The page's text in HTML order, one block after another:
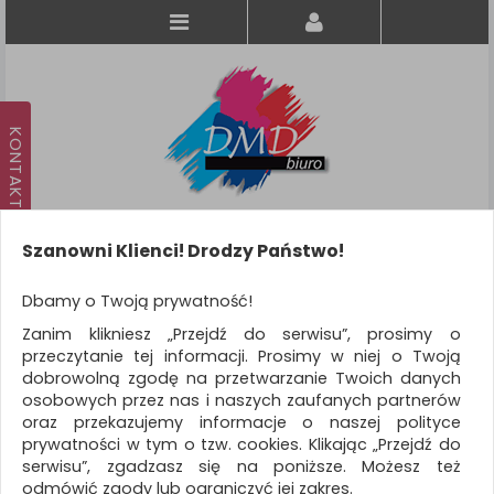
KATEGORIE
WSZYSTKIE KATEGORIE
FILTRY
Szanowni Klienci! Drodzy Państwo!
Dbamy o Twoją prywatność!
Zanim klikniesz „Przejdź do serwisu”, prosimy o
przeczytanie tej informacji. Prosimy w niej o Twoją
dobrowolną zgodę na przetwarzanie Twoich danych
osobowych przez nas i naszych zaufanych partnerów
oraz przekazujemy informacje o naszej polityce
prywatności w tym o tzw. cookies. Klikając „Przejdź do
serwisu”, zgadzasz się na poniższe. Możesz też
odmówić zgody lub ograniczyć jej zakres.